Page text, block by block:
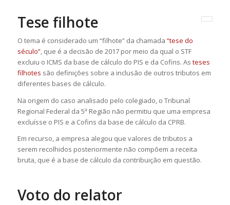
Tese filhote
O tema é considerado um “filhote” da chamada “tese do
século”, que é a decisão de 2017 por meio da qual o STF
excluiu o ICMS da base de cálculo do PIS e da Cofins. As teses
filhotes são definições sobre a inclusão de outros tributos em
diferentes bases de cálculo.
Na origem do caso analisado pelo colegiado, o Tribunal
Regional Federal da 5ª Região não permitiu que uma empresa
excluísse o PIS e a Cofins da base de cálculo da CPRB.
Em recurso, a empresa alegou que valores de tributos a
serem recolhidos posteriormente não compõem a receita
bruta, que é a base de cálculo da contribuição em questão.
Voto do relator